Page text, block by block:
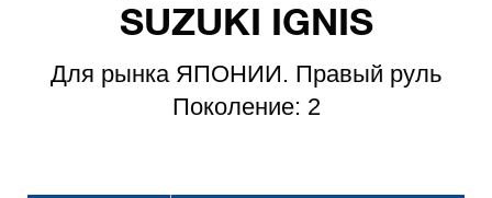
SUZUKI IGNIS
Для рынка ЯПОНИИ. Правый руль
Поколение: 2